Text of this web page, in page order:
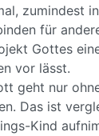
zumindest
für
Gottes
vor lässt.
geht nur
Das ist
Kind